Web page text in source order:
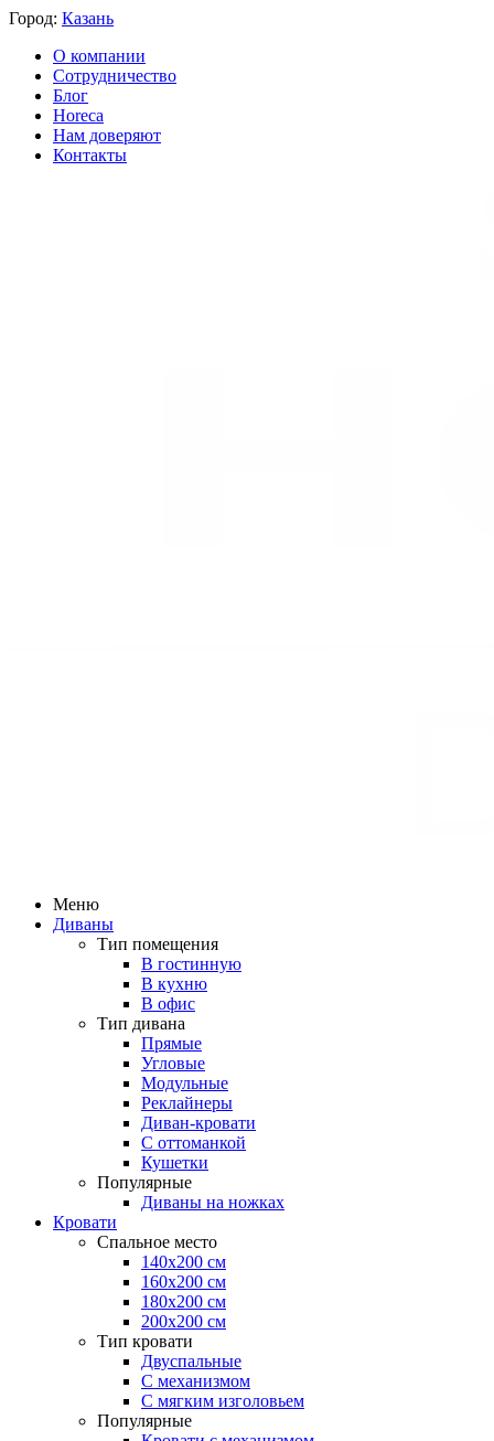
Город: Казань
О компании
Сотрудничество
Блог
Horeca
Нам доверяют
Контакты
Меню
Диваны
Тип помещения
В гостинную
В кухню
В офис
Тип дивана
Прямые
Угловые
Модульные
Реклайнеры
Диван-кровати
С оттоманкой
Кушетки
Популярные
Диваны на ножках
Кровати
Спальное место
140х200 см
160х200 см
180х200 см
200х200 см
Тип кровати
Двуспальные
С механизмом
С мягким изголовьем
Популярные